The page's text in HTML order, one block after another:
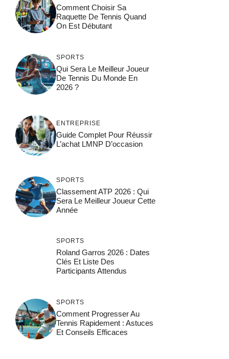
Comment Choisir Sa
Raquette De Tennis Quand
On Est Débutant
SPORTS
Qui Sera Le Meilleur Joueur
De Tennis Du Monde En
2026 ?
ENTREPRISE
Guide Complet Pour Réussir
L’achat LMNP D’occasion
SPORTS
Classement ATP 2026 : Qui
Sera Le Meilleur Joueur Cette
Année
SPORTS
Roland Garros 2026 : Dates
Clés Et Liste Des
Participants Attendus
SPORTS
Comment Progresser Au
Tennis Rapidement : Astuces
Et Conseils Efficaces